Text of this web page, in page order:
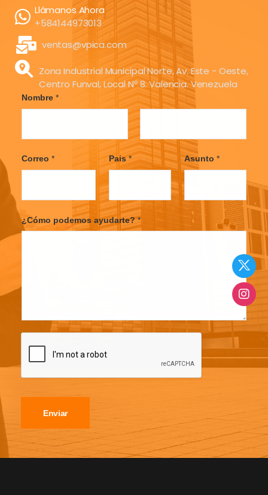
Llámanos Ahora
+584144973013
ventas@vpica.com
Zona Industrial Municipal Norte, Av. Este - Oeste,
Centro Funval, Local Nº 8. Valencia. Venezuela
Nombre *
r
s
L
a
s
t
Correo * Pais* Asunto *
¿Cómo podemos ayudarte?*
Enviar